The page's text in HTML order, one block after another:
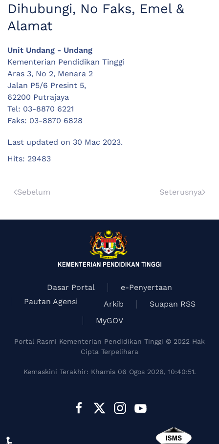
Dihubungi, No Faks, Emel &
Alamat
Unit Undang - Undang
Kementerian Pendidikan Tinggi
Aras 3, No 2, Menara 2
Jalan P5/6 Presint 5,
62200 Putrajaya
Tel: 03-8870 6221
Faks: 03-8870 6828
Last updated on 30 Mac 2023.
Hits: 29483
Sebelum Seterusnya
Dasar Portal
e-Penyertaan
Pautan Agensi
Arkib
Suapan RSS
MyGOV
Portal Rasmi Kementerian Pendidikan Tinggi © 2022 Hak
Cipta Terpelihara
Kemaskini Terakhir: Khamis 06 Ogos 2026, 10:40:51.